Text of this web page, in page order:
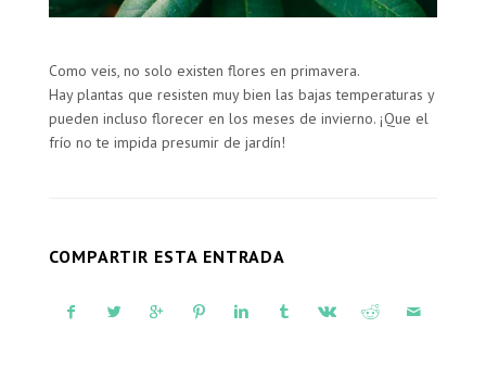
Como veis, no solo existen flores en primavera.
Hay plantas que resisten muy bien las bajas temperaturas y
pueden incluso florecer en los meses de invierno. ¡Que el
frío no te impida presumir de jardín!
COMPARTIR ESTA ENTRADA